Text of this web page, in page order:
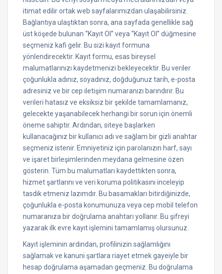
itimat edilir ortak web sayfalarımızdan ulaşabilirsiniz.
Bağlantıya ulaştıktan sonra, ana sayfada genellikle sağ
üst köşede bulunan “Kayıt Ol” veya “Kayıt Ol” düğmesine
seçmeniz kafi gelir. Bu sizi kayıt formuna
yönlendirecektir. Kayıt formu, esas bireysel
malumatlarınızı kaydetmenizi bekleyecektir. Bu veriler
çoğunlukla adınız, soyadınız, doğduğunuz tarih, e-posta
adresiniz ve bir cep iletişim numaranızı barındırır. Bu
verileri hatasız ve eksiksiz bir şekilde tamamlamanız,
gelecekte yaşanabilecek herhangi bir sorun için önemli
öneme sahiptir. Ardından, siteye başlarken
kullanacağınız bir kullanıcı adı ve sağlam bir gizli anahtar
seçmeniz istenir. Emniyetiniz için parolanızın harf, sayı
ve işaret birleşimlerinden meydana gelmesine özen
gösterin. Tüm bu malumatları kaydettikten sonra,
hizmet şartlarını ve veri koruma politikasını inceleyip
tasdik etmeniz lazımdır. Bu basamakları bitirdiğinizde,
çoğunlukla e-posta konumunuza veya cep mobil telefon
numaranıza bir doğrulama anahtarı yollanır. Bu şifreyi
yazarak ilk evre kayıt işlemini tamamlamış olursunuz.
Kayıt işleminin ardından, profilinizin sağlamlığını
sağlamak ve kanuni şartlara riayet etmek gayeiyle bir
hesap doğrulama aşamadan geçmeniz. Bu doğrulama